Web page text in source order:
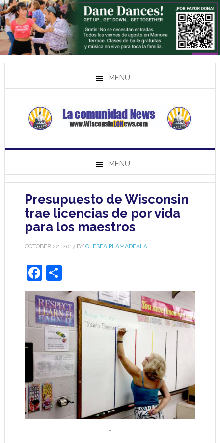
MENU
MENU
Presupuesto de Wisconsin
trae licencias de por vida
para los maestros
OCTOBER 22, 2017BY OLESEA PLAMADEALA
Facebook
Share
…